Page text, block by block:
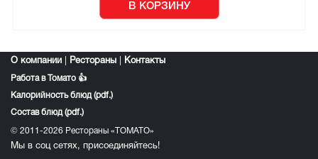
В КОРЗИНУ
О компании Рестораны Контакты
Работа в Томато 👍
Калорийность блюд (pdf.)
Состав блюд (pdf.)
© 2011-2026 Рестораны «ТОМАТО»
Мы в соц сетях, присоединяйтесь!